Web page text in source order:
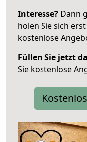
Interesse? Dann
holen Sie sich
kostenlose
Füllen Sie jetzt
Sie kostenlose